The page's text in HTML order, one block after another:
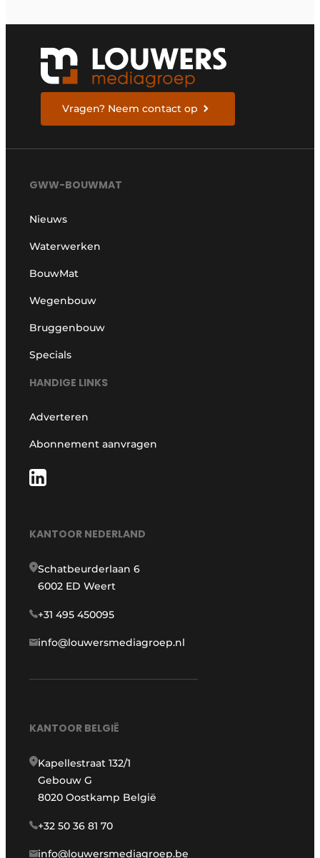
Vragen? Neem contact op
GWW-BOUWMAT
Nieuws
Waterwerken
BouwMat
Wegenbouw
Bruggenbouw
Specials
HANDIGE LINKS
Adverteren
Abonnement aanvragen
KANTOOR NEDERLAND
Schatbeurderlaan 6
6002 ED Weert
+31 495 450095
info@louwersmediagroep.nl
KANTOOR BELGIË
Kapellestraat 132/1
Gebouw G
8020 Oostkamp België
+32 50 36 81 70
info@louwersmediagroep.be